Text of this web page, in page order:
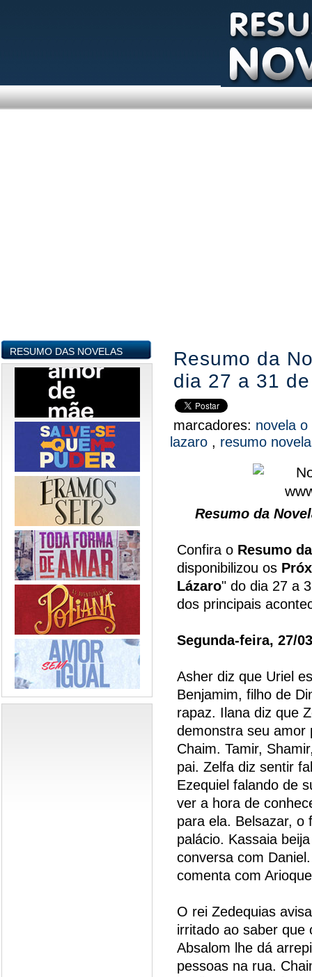
RESUMO DAS NOVELAS
Resumo da
dia 27 a 31
marcadores: novela
lazaro , resumo
Resumo da
Confira o Resumo
disponibilizou os
Lázaro" do dia 27 a
dos principais
Segunda-feira, 27/
Asher diz que Uriel
Benjamim, filho de
rapaz. Ilana diz que
demonstra seu amor
Chaim. Tamir,
pai. Zelfa diz sentir
Ezequiel falando de
ver a hora de
para ela. Belsazar, o
palácio. Kassaia
conversa com
comenta com
O rei Zedequias
irritado ao saber que
Absalom lhe dá
pessoas na rua.